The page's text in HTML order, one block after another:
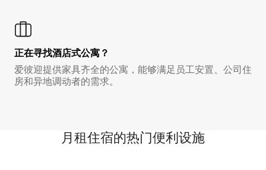
正在寻找酒店式公寓？
爱彼迎提供家具齐全的公寓，能够满足员工安置、公司住
房和异地调动者的需求。
月租住宿的热门便利设施